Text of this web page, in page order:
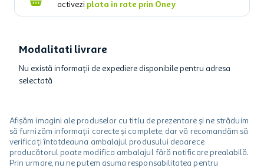
activezi plata in rate prin Oney
Modalitati livrare
Nu există informații de expediere disponibile pentru adresa
selectată
Afișăm imagini ale produselor cu titlu de prezentare și ne străduim
să furnizăm informații corecte și complete, dar vă recomandăm să
verificați întotdeauna ambalajul produsului deoarece
producătorul poate modifica ambalajul fără notificare prealabilă.
Prin urmare, nu ne putem asuma responsabilitatea pentru